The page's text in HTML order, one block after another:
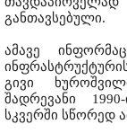
განთავსებული.
ამავე
გივი
შადრევანი
სკვერში სწორედ